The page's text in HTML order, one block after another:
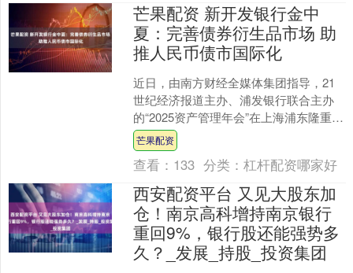
芒果配资 新开发银行金中
夏：完善债券衍生品市场 助
推人民币债市国际化
近日，由南方财经全媒体集团指导，21
世纪经济报道主办、浦发银行联合主办
的“2025资产管理年会”在上海浦东隆重举
办。新开发银行融资与资金管理局局长
金中夏受邀出席....
芒果配资
查看： 133 分类：杠杆配资哪家好
西安配资平台 又见大股东加
仓！南京高科增持南京银行
重回9%，银行股还能强势多
久？_发展_持股_投资集团